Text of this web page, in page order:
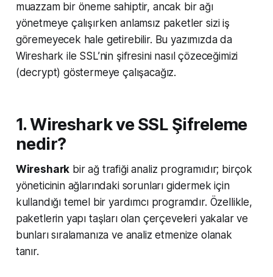
muazzam bir öneme sahiptir, ancak bir ağı
yönetmeye çalışırken anlamsız paketler sizi iş
göremeyecek hale getirebilir. Bu yazımızda da
Wireshark ile SSL’nin şifresini nasıl çözeceğimizi
(decrypt) göstermeye çalışacağız.
1. Wireshark ve SSL Şifreleme
nedir?
Wireshark bir ağ trafiği analiz programıdır; birçok
yöneticinin ağlarındaki sorunları gidermek için
kullandığı temel bir yardımcı programdır. Özellikle,
paketlerin yapı taşları olan çerçeveleri yakalar ve
bunları sıralamanıza ve analiz etmenize olanak
tanır.